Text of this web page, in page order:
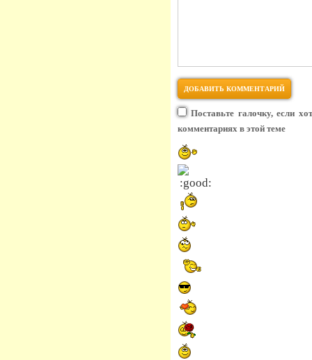
Поставьте галочку, если
комментариях в этой теме